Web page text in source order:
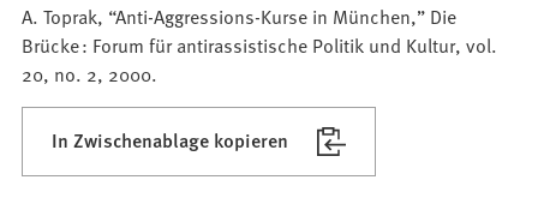
A. Toprak, “Anti-Aggressions-Kurse in München,” Die
Brücke : Forum für antirassistische Politik und Kultur, vol.
20, no. 2, 2000.
In Zwischenablage kopieren